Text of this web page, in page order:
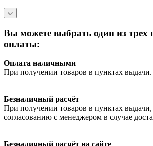
Вы можете выбрать один из трех
оплаты:
Оплата наличными
При получении товаров в пунктах выдачи.
Безналичный расчёт
При получении товаров в пунктах выдачи,
согласованию с менеджером в случае